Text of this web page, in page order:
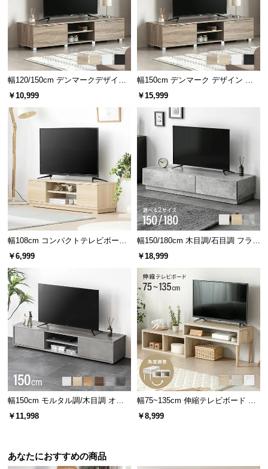
幅120/150cm デンマークデザイン
ロースタイル収納付きテレビボー
￥10,999
幅150cm デンマーク デザイン ロ
ースタイル収納付きテレビボード
￥15,999
幅108cm コンパクトテレビボード
40V型対応 オープン収納・扉収納
￥6,999
幅150/180cm 木目調/石目調 フラッ
プ収納付きテレビボード シンプル
￥18,999
幅150cm モルタル調/木目調 オー
プン収納・扉収納付きテレビボー
￥11,998
幅75~135cm 伸縮テレビボード 角
度調整 木目調／マーブル調 オープ
￥8,999
あなたにおすすめの商品